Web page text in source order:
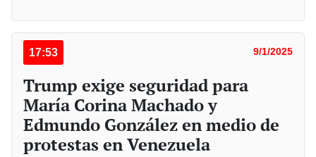
17:53 9/1/2025
Trump exige seguridad para
María Corina Machado y
Edmundo González en medio de
protestas en Venezuela